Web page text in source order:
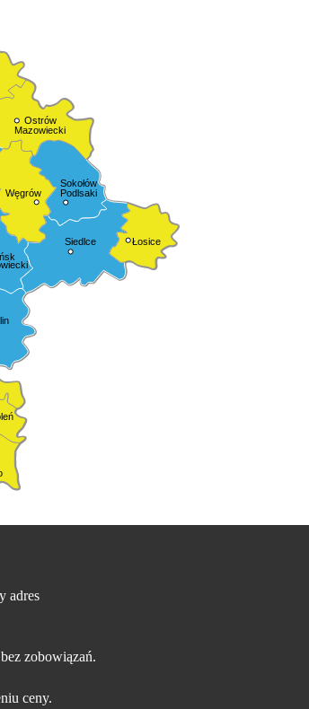
Siedlce
Sokołów
Podlsaki
Ostrów
Mazowiecki
Węgrów
Łosice
adres
zobowiązań.
ceny.